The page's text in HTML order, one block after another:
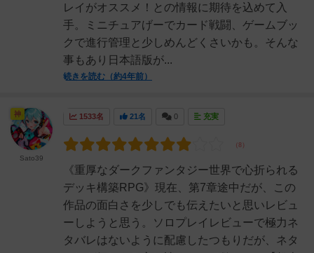
レイがオススメ！との情報に期待を込めて入
手。ミニチュアげーでカード戦闘、ゲームブッ
クで進行管理と少しめんどくさいかも。そんな
事もあり日本語版が...
続きを読む（約4年前）
1533名 21名 0 充実
《重厚なダークファンタジー世界で心折られる
デッキ構築RPG》現在、第7章途中だが、この
作品の面白さを少しでも伝えたいと思いレビュ
ーしようと思う。ソロプレイレビューで極力ネ
タバレはないように配慮したつもりだが、ネタ
神
Sato39